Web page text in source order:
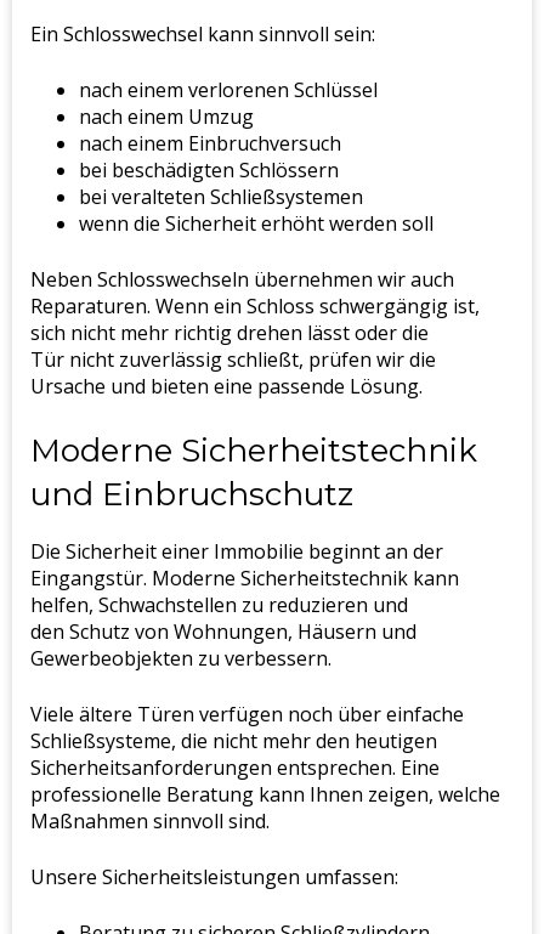
Ein Schlosswechsel kann sinnvoll sein:
nach einem verlorenen Schlüssel
nach einem Umzug
nach einem Einbruchversuch
bei beschädigten Schlössern
bei veralteten Schließsystemen
wenn die Sicherheit erhöht werden soll
Neben Schlosswechseln übernehmen wir auch
Reparaturen. Wenn ein Schloss schwergängig ist,
sich nicht mehr richtig drehen lässt oder die
Tür nicht zuverlässig schließt, prüfen wir die
Ursache und bieten eine passende Lösung.
Moderne Sicherheitstechnik
und Einbruchschutz
Die Sicherheit einer Immobilie beginnt an der
Eingangstür. Moderne Sicherheitstechnik kann
helfen, Schwachstellen zu reduzieren und
den Schutz von Wohnungen, Häusern und
Gewerbeobjekten zu verbessern.
Viele ältere Türen verfügen noch über einfache
Schließsysteme, die nicht mehr den heutigen
Sicherheitsanforderungen entsprechen. Eine
professionelle Beratung kann Ihnen zeigen, welche
Maßnahmen sinnvoll sind.
Unsere Sicherheitsleistungen umfassen: